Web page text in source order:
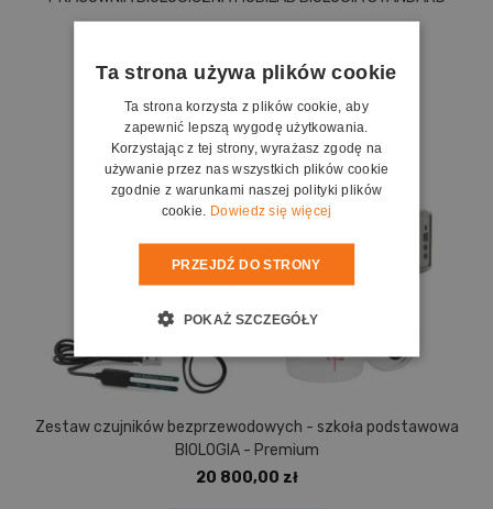
Do koszyka
Zestaw czujników bezprzewodowych - szkoła podstawowa
BIOLOGIA - Premium
20 800,00 zł
Ta strona używa plików cookie
Ta strona korzysta z plików cookie, aby
zapewnić lepszą wygodę użytkowania.
Korzystając z tej strony, wyrażasz zgodę na
używanie przez nas wszystkich plików cookie
zgodnie z warunkami naszej polityki plików
cookie. Dowiedz się więcej
PRZEJDŹ DO STRONY
POKAŻ SZCZEGÓŁY